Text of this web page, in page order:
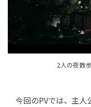
2人の夜散
今回のPVでは、主人